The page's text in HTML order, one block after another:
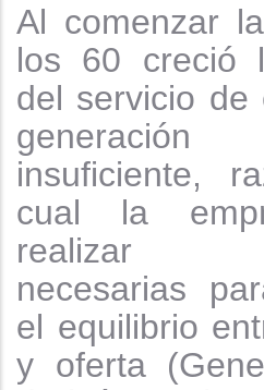
Al comenzar
los 60 creció
del servicio
insuficiente,
cual la
realizar
necesarias
el equilibrio
y oferta